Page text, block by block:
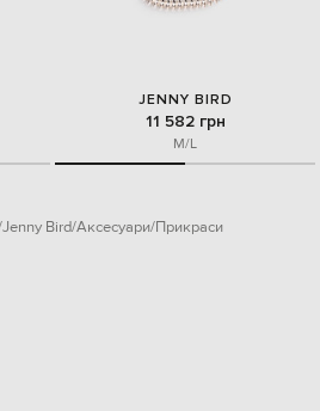
JENNY BIRD
11 582 грн
M/L
Jenny Bird Аксесуари Прикраси